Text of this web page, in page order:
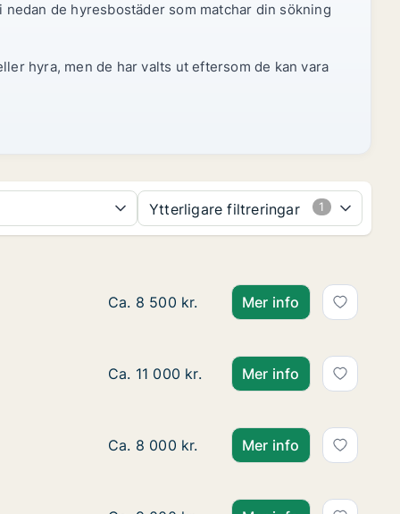
de hyresbostäder som matchar din sökning
hyra, men de har valts ut eftersom de kan vara
Ytterligare filtreringar
Lägenhet att hyra i Knivsta,
Ca. 8 500 kr. Mer info
Lägenhet att hyra i Knivsta, Dammgatan
Ca. 11 000 kr. Mer info
Lägenhet att hyra i Uppsala,
Ca. 8 000 kr. Mer info